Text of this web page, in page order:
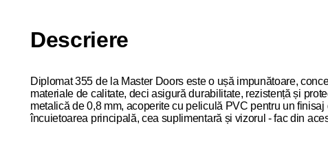
Descriere
Diplomat 355 de la Master Doors este o ușă impunătoare,
materiale de calitate, deci asigură durabilitate, rezistență și
metalică de 0,8 mm, acoperite cu peliculă PVC pentru un
încuietoarea principală, cea suplimentară și vizorul - fac din